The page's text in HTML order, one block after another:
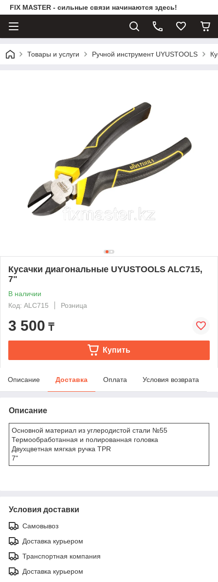
FIX MASTER - сильные связи начинаются здесь!
Товары и услуги Ручной инструмент UYUSTOOLS
Кусачки диагональные UYUSTOOLS ALC715,
7"
В наличии
Код: ALC715
Розница
3 500 ₸
Купить
Описание Доставка Оплата Условия возврата
Описание
Основной материал из углеродистой стали №55
Термообработанная и полированная головка
Двухцветная мягкая ручка TPR
7"
Условия доставки
Самовывоз
Доставка курьером
Транспортная компания
Доставка курьером